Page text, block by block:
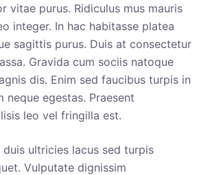
vitae purus. Ridiculus mus mauris
integer. In hac habitasse platea
sagittis purus. Duis at consectetur
Gravida cum sociis natoque
dis. Enim sed faucibus turpis in
neque egestas. Praesent
leo vel fringilla est.
duis ultricies lacus sed turpis
Vulputate dignissim